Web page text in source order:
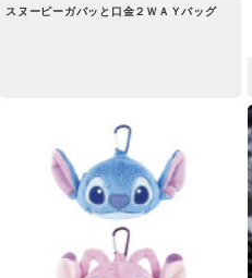
スヌーピーガバッと口金２ＷＡＹバッグ